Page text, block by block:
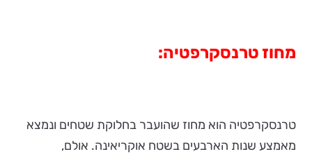
מחוז טרנסקרפטיה:
טרנסקרפטיה הוא מחוז שהועבר בחלוקת שטחים ונמצא
מאמצע שנות הארבעים בשטח אוקריאינה. אולם,